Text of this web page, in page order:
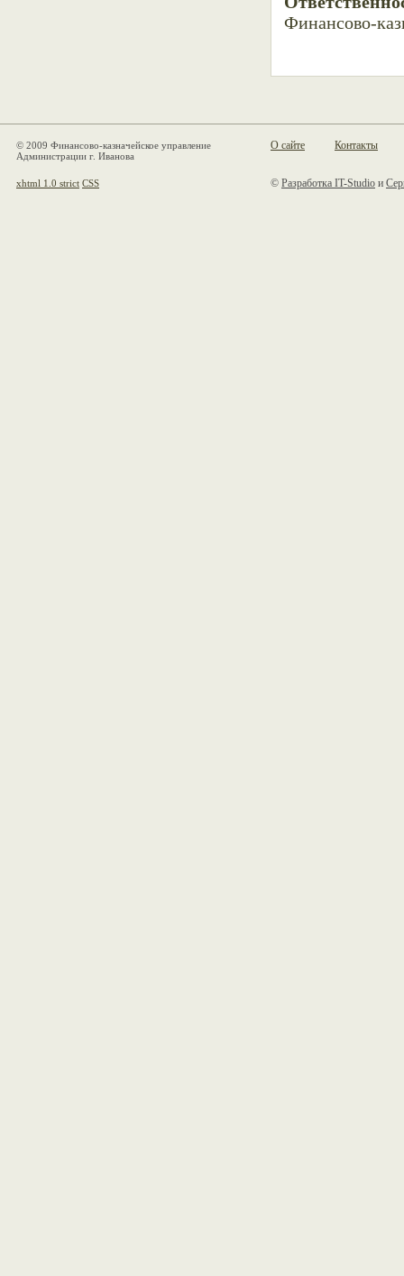
Финансово-
© 2009 Финансово-казначейское управление
Администрации г. Иванова
О сайте Контакты
© Разработка IT-Studio и
xhtml 1.0 strict CSS